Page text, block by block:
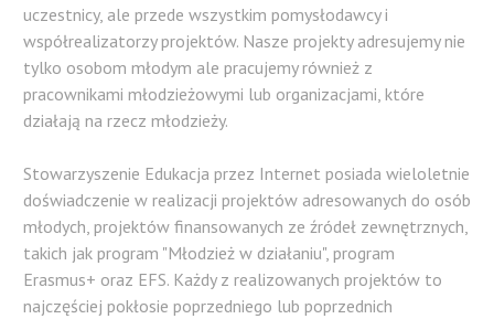
uczestnicy, ale przede wszystkim pomysłodawcy i
współrealizatorzy projektów. Nasze projekty adresujemy nie
tylko osobom młodym ale pracujemy również z
pracownikami młodzieżowymi lub organizacjami, które
działają na rzecz młodzieży.
Stowarzyszenie Edukacja przez Internet posiada wieloletnie
doświadczenie w realizacji projektów adresowanych do osób
młodych, projektów finansowanych ze źródeł zewnętrznych,
takich jak program "Młodzież w działaniu", program
Erasmus+ oraz EFS. Każdy z realizowanych projektów to
najczęściej pokłosie poprzedniego lub poprzednich